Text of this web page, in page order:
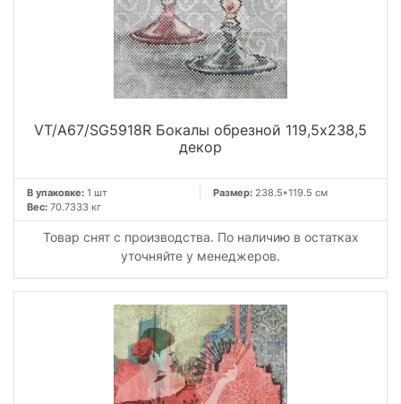
VT/A67/SG5918R Бокалы обрезной 119,5x238,5
декор
В упаковке: 1 шт Размер: 238.5*119.5 см
Вес: 70.7333 кг
Товар снят с производства. По наличию в остатках
уточняйте у менеджеров.